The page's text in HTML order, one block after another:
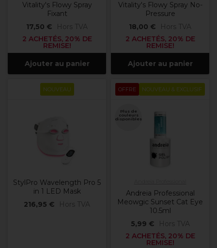
Vitality's Flowy Spray
Fixant
17,50 €
Hors TVA
2 ACHETÉS, 20% DE
REMISE!
Ajouter au panier
Vitality's Flowy Spray No-
Pressure
18,00 €
Hors TVA
2 ACHETÉS, 20% DE
REMISE!
Ajouter au panier
NOUVEAU
StylPro Wavelength Pro 5
in 1 LED Mask
216,95 €
Hors TVA
OFFRE NOUVEAU & EXCLUSIF
Plus de
couleurs
disponibles
Andreia Professional
Meowgic Sunset Cat Eye
10.5ml
5,99 €
Hors TVA
2 ACHETÉS, 20% DE
REMISE!